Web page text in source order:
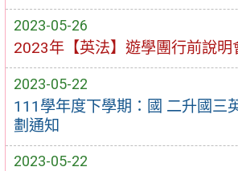
2023-05-26
2023年【英法】遊學團行前說明
2023-05-22
111學年度下學期：國 二升國三
劃通知
2023-05-22